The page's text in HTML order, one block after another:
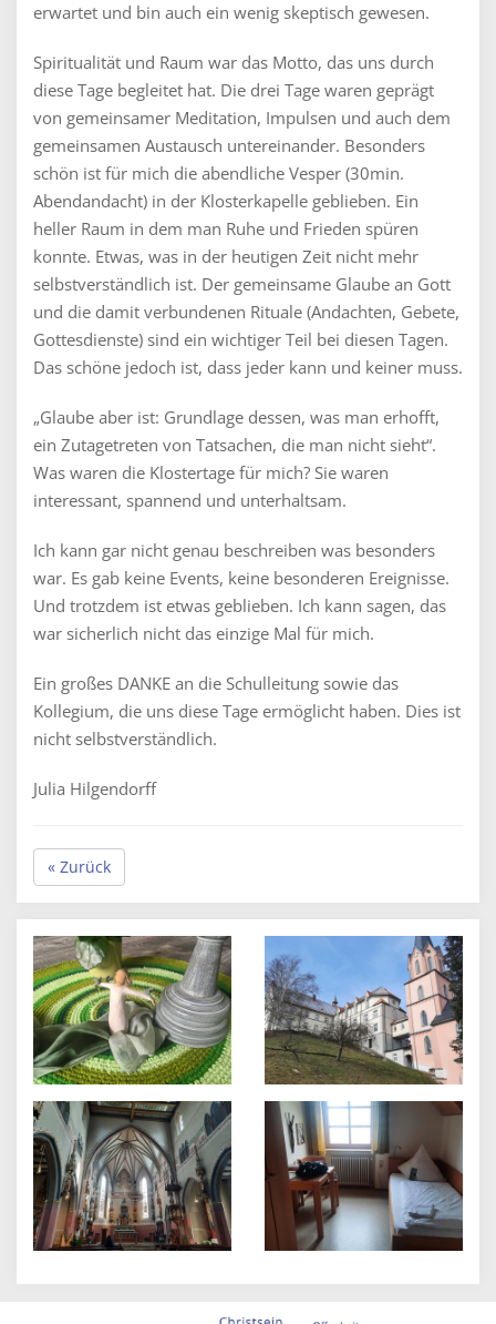
erwartet und bin auch ein wenig skeptisch gewesen.
Spiritualität und Raum war das Motto, das uns durch
diese Tage begleitet hat. Die drei Tage waren geprägt
von gemeinsamer Meditation, Impulsen und auch dem
gemeinsamen Austausch untereinander. Besonders
schön ist für mich die abendliche Vesper (30min.
Abendandacht) in der Klosterkapelle geblieben. Ein
heller Raum in dem man Ruhe und Frieden spüren
konnte. Etwas, was in der heutigen Zeit nicht mehr
selbstverständlich ist. Der gemeinsame Glaube an Gott
und die damit verbundenen Rituale (Andachten, Gebete,
Gottesdienste) sind ein wichtiger Teil bei diesen Tagen.
Das schöne jedoch ist, dass jeder kann und keiner muss.
„Glaube aber ist: Grundlage dessen, was man erhofft,
ein Zutagetreten von Tatsachen, die man nicht sieht“.
Was waren die Klostertage für mich? Sie waren
interessant, spannend und unterhaltsam.
Ich kann gar nicht genau beschreiben was besonders
war. Es gab keine Events, keine besonderen Ereignisse.
Und trotzdem ist etwas geblieben. Ich kann sagen, das
war sicherlich nicht das einzige Mal für mich.
Ein großes DANKE an die Schulleitung sowie das
Kollegium, die uns diese Tage ermöglicht haben. Dies ist
nicht selbstverständlich.
Julia Hilgendorff
« Zurück